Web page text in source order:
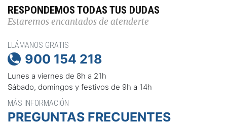
RESPONDEMOS TODAS TUS DUDAS
Estaremos encantados de atenderte
LLÁMANOS GRATIS
 900 154 218
Lunes a viernes de 8h a 21h
Sábado, domingos y festivos de 9h a 14h
MÁS INFORMACIÓN
PREGUNTAS FRECUENTES